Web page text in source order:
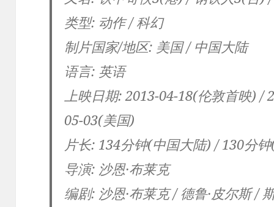
类型: 动作 / 科幻
制片国家/地区: 美国 / 中国大陆
语言: 英语
上映日期: 2013-04-18(伦敦首映) /
05-03(美国)
片长: 134分钟(中国大陆) / 130分
导演: 沙恩·布莱克
编剧: 沙恩·布莱克 / 德鲁·皮尔斯 /